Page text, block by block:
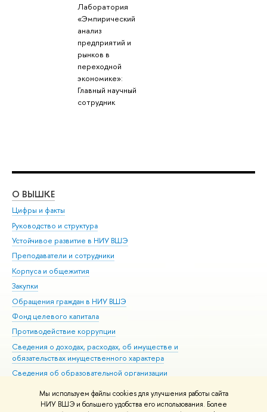
Мы используем файлы cookies для улучшения работы сайта
НИУ ВШЭ и большего удобства его использования. Более
Лаборатория
«Эмпирический
анализ
предприятий и
рынков в
переходной
экономике»:
Главный научный
сотрудник
О ВЫШКЕ
Цифры и факты
Руководство и структура
Устойчивое развитие в НИУ ВШЭ
Преподаватели и сотрудники
Корпуса и общежития
Закупки
Обращения граждан в НИУ ВШЭ
Фонд целевого капитала
Противодействие коррупции
Сведения о доходах, расходах, об имуществе и
обязательствах имущественного характера
Сведения об образовательной организации
Людям с ограниченными возможностями здоровья
Единая платежная страница